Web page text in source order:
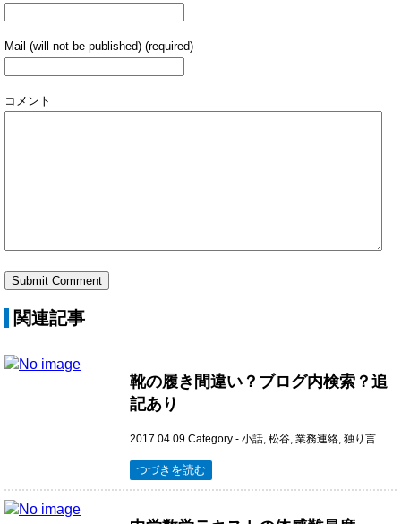
Mail (will not be published) (required)
コメント
関連記事
靴の履き間違い？ブログ内検索？追
記あり
2017.04.09 Category - 小話, 松谷, 業務連絡, 独り言
つづきを読む